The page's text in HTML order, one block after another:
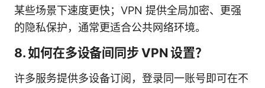
某些场景下速度更快；VPN 提供全局加密、更强
的隐私保护，通常更适合公共网络环境。
8. 如何在多设备间同步 VPN 设置？
许多服务提供多设备订阅，登录同一账号即可在不